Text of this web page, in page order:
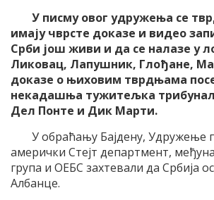
У писму овог удружења се
имају чврсте доказе и видео
Срби још живи и да се налазе у
Ликовац, Лапушник, Глођане,
доказе о њиховим тврдњама
некадашња тужитељка
Дел Понте и Дик Марти.
У обраћању Бајдену, Удружење
амерички Стејт департмент,
група и ОЕБС захтевали да Србија
Албанце.